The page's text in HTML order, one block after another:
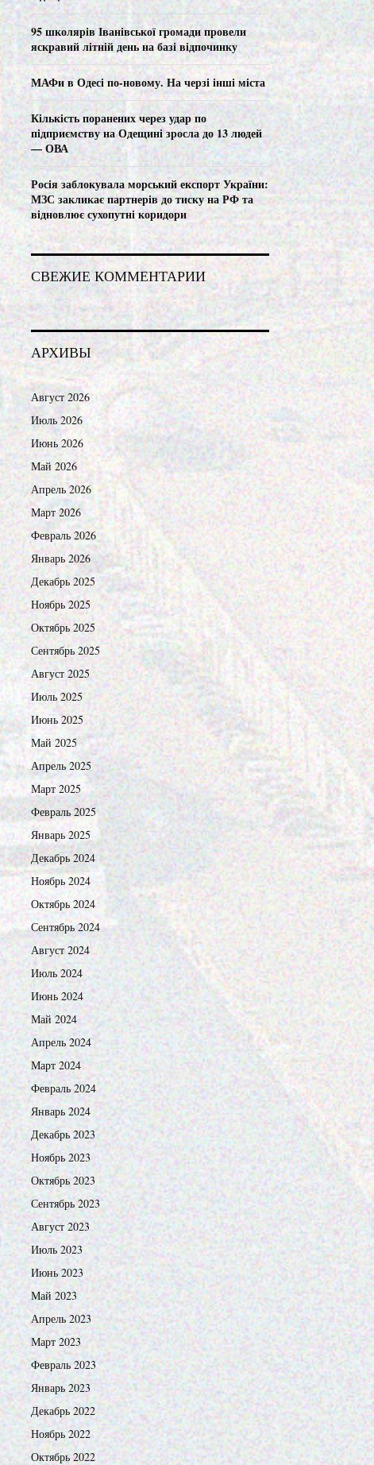
C
H
95 школярів Іванівської громади провели
яскравий літній день на базі відпочинку
МАФи в Одесі по-новому. На черзі інші міста
Кількість поранених через удар по
підприємству на Одещині зросла до 13 людей
— ОВА
Росія заблокувала морський експорт України:
МЗС закликає партнерів до тиску на РФ та
відновлює сухопутні коридори
СВЕЖИЕ КОММЕНТАРИИ
АРХИВЫ
Август 2026
Июль 2026
Июнь 2026
Май 2026
Апрель 2026
Март 2026
Февраль 2026
Январь 2026
Декабрь 2025
Ноябрь 2025
Октябрь 2025
Сентябрь 2025
Август 2025
Июль 2025
Июнь 2025
Май 2025
Апрель 2025
Март 2025
Февраль 2025
Январь 2025
Декабрь 2024
Ноябрь 2024
Октябрь 2024
Сентябрь 2024
Август 2024
Июль 2024
Июнь 2024
Май 2024
Апрель 2024
Март 2024
Февраль 2024
Январь 2024
Декабрь 2023
Ноябрь 2023
Октябрь 2023
Сентябрь 2023
Август 2023
Июль 2023
Июнь 2023
Май 2023
Апрель 2023
Март 2023
Февраль 2023
Январь 2023
Декабрь 2022
Ноябрь 2022
Октябрь 2022